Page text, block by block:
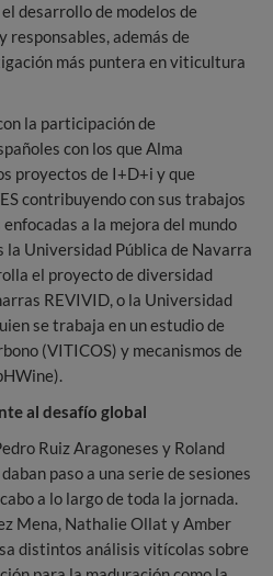
desarrollo de modelos de
responsables, además de
más puntera en viticultura
la participación de
con los que Alma
proyectos de I+D+i y que
contribuyendo con sus trabajos
a la mejora del mundo
la Universidad Pública de Navarra
el proyecto de diversidad
REVIVID, o la Universidad
se trabaja en un estudio de
(VITICOS) y mecanismos de
al desafío global
Ruiz Aragoneses y Roland
paso a una serie de sesiones
a lo largo de toda la jornada.
Mena, Nathalie Ollat y Amber
distintos análisis vitícolas sobre